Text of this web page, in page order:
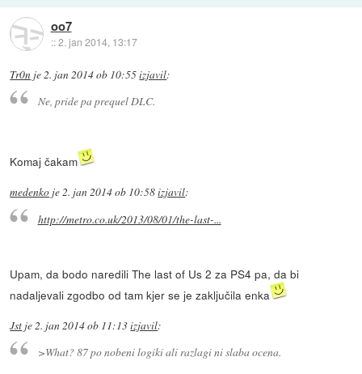
oo7
::2. jan 2014, 13:17
Tr0n je 2. jan 2014 ob 10:55izjavil:
Ne, pride pa prequel DLC.
Komaj čakam
medenko je2. jan 2014 ob 10:58izjavil:
http://metro.co.uk/2013/08/01/the-last-...
Upam, da bodo naredili The last of Us 2 za PS4 pa, da bi
nadaljevali zgodbo od tam kjer se je zaključila enka
Jst je 2. jan 2014 ob 11:13izjavil:
>What? 87 po nobeni logiki ali razlagi ni slaba ocena.